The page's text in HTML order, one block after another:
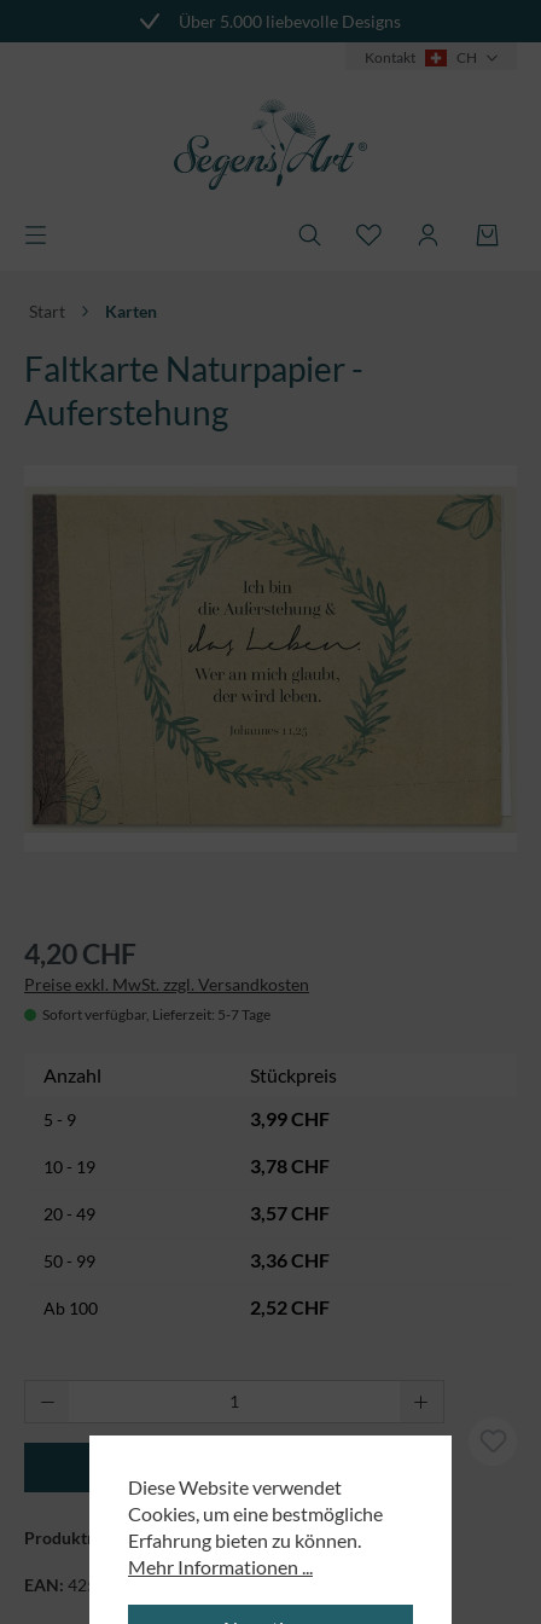
Über 5.000 liebevolle Designs
Kontakt CH
Start Karten
Faltkarte Naturpapier -
Auferstehung
4,20 CHF
Preise exkl. MwSt. zzgl. Versandkosten
Sofort verfügbar, Lieferzeit: 5-7 Tage
Anzahl Stückpreis
5 - 9 3,99 CHF
10 - 19 3,78 CHF
20 - 49 3,57 CHF
50 - 99 3,36 CHF
Ab 100 2,52 CHF
Produkt Anzahl: Gib den gewünschten
Produktnummer:89829626
EAN: 4250479861923
Diese Website verwendet
Cookies, um eine bestmögliche
Erfahrung bieten zu können.
Mehr Informationen ...